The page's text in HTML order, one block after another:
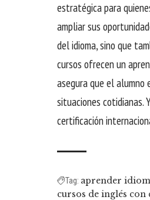
estratégica para
ampliar sus
del idioma, sino que
cursos ofrecen un
asegura que el alumno
situaciones cotidianas.
certificación
Tag: aprender
cursos de inglés